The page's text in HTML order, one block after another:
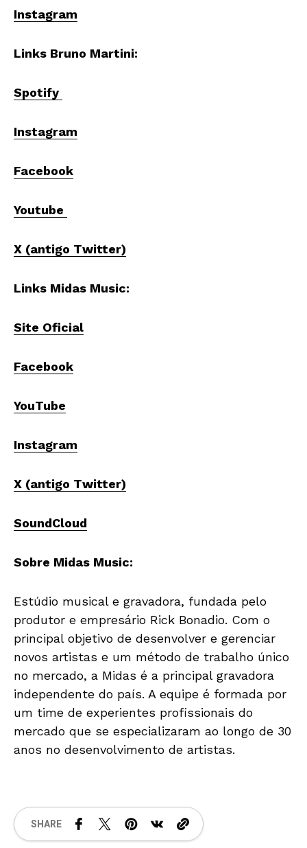
Instagram
Links Bruno Martini:
Spotify
Instagram
Facebook
Youtube
X (antigo Twitter)
Links Midas Music:
Site Oficial
Facebook
YouTube
Instagram
X (antigo Twitter)
SoundCloud
Sobre Midas Music:
Estúdio musical e gravadora, fundada pelo
produtor e empresário Rick Bonadio. Com o
principal objetivo de desenvolver e gerenciar
novos artistas e um método de trabalho único
no mercado, a Midas é a principal gravadora
independente do país. A equipe é formada por
um time de experientes profissionais do
mercado que se especializaram ao longo de 30
anos no desenvolvimento de artistas.
SHARE